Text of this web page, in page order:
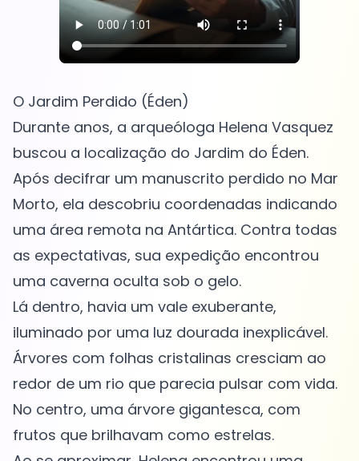
O Jardim Perdido (Éden)
Durante anos, a arqueóloga Helena Vasquez
buscou a localização do Jardim do Éden.
Após decifrar um manuscrito perdido no Mar
Morto, ela descobriu coordenadas indicando
uma área remota na Antártica. Contra todas
as expectativas, sua expedição encontrou
uma caverna oculta sob o gelo.
Lá dentro, havia um vale exuberante,
iluminado por uma luz dourada inexplicável.
Árvores com folhas cristalinas cresciam ao
redor de um rio que parecia pulsar com vida.
No centro, uma árvore gigantesca, com
frutos que brilhavam como estrelas.